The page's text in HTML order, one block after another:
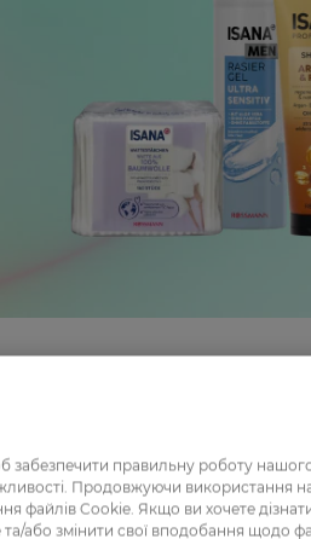
правильну роботу
Продовжуючи використання
файлів Cookie. Якщо ви хочете
або змінити свої вподобання щодо